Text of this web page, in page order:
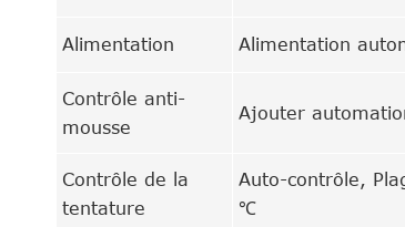
Alimentation Alimentation
Contrôle anti-
mousse
Ajouter
Contrôle de la
tentature
Auto-contrôle,
℃